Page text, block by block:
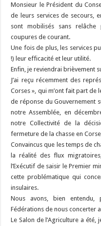
Monsieur le Président du
de leurs services de secours,
sont mobilisés sans
coupures de courant.
Une fois de plus, les services
!) leur efficacité et leur utilité.
Enfin, je reviendrai brièvement
J’ai reçu récemment des
Corses », qui m’ont fait part de
de réponse du Gouvernement
notre Assemblée, en
notre Collectivité de la
fermeture de la chasse en
Convaincus que les temps de
la réalité des flux
l’Exécutif de saisir le Premier
cette problématique qui
insulaires.
Nous avons, bien
Fédérations de nous concerter
Le Salon de l’Agriculture a été,